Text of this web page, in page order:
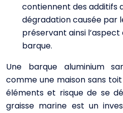
contiennent des additifs
dégradation causée par
préservant ainsi
barque.
Une barque aluminium
comme une maison sans
éléments et risque de se
graisse marine est un